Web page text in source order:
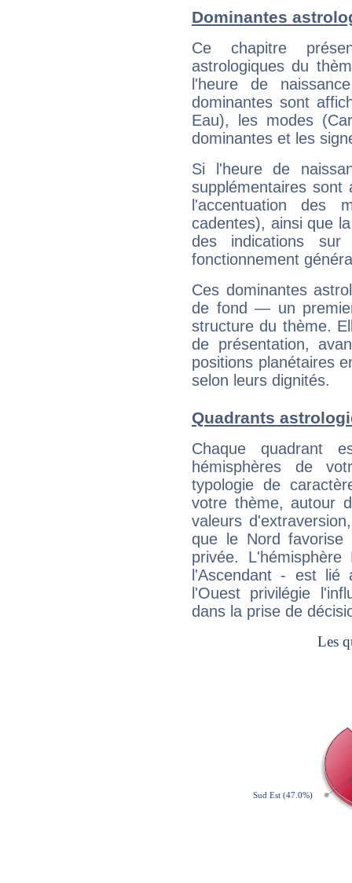
Dominantes
Ce chapitre
astrologiques du
l'heure de
dominantes sont
Eau), les modes
dominantes et les
Si l'heure de
supplémentaires sont
l'accentuation des
cadentes), ainsi que
des indications sur
fonctionnement
Ces dominantes
de fond — un
structure du thème.
de présentation,
positions planétaires
selon leurs dignités.
Quadrants
Chaque quadrant
hémisphères de
typologie de
votre thème, autour
valeurs
que le Nord favorise
privée.
l'Ascendant - est
l'Ouest privilégie
dans la prise de